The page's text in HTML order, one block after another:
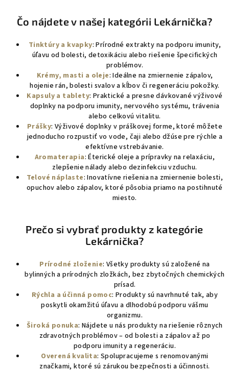
Čo nájdete v našej kategórii Lekárnička?
Tinktúry a kvapky: Prírodné extrakty na podporu imunity,
úľavu od bolesti, detoxikáciu alebo riešenie špecifických
problémov.
Krémy, masti a oleje: Ideálne na zmiernenie zápalov,
hojenie rán, bolesti svalov a kĺbov či regeneráciu pokožky.
Kapsuly a tablety: Praktické a presne dávkované výživové
doplnky na podporu imunity, nervového systému, trávenia
alebo celkovú vitalitu.
Prášky: Výživové doplnky v práškovej forme, ktoré môžete
jednoducho rozpustiť vo vode, čaji alebo džúse pre rýchle a
efektívne vstrebávanie.
Aromaterapia: Éterické oleje a prípravky na relaxáciu,
zlepšenie nálady alebo dezinfekciu vzduchu.
Telové náplaste: Inovatívne riešenia na zmiernenie bolesti,
opuchov alebo zápalov, ktoré pôsobia priamo na postihnuté
miesto.
Prečo si vybrať produkty z kategórie
Lekárnička?
Prírodné zloženie: Všetky produkty sú založené na
bylinných a prírodných zložkách, bez zbytočných chemických
prísad.
Rýchla a účinná pomoc: Produkty sú navrhnuté tak, aby
poskytli okamžitú úľavu a dlhodobú podporu vášmu
organizmu.
Široká ponuka: Nájdete u nás produkty na riešenie rôznych
zdravotných problémov – od bolesti a zápalov až po
podporu imunity a regeneráciu.
Overená kvalita: Spolupracujeme s renomovanými
značkami, ktoré sú zárukou bezpečnosti a účinnosti.